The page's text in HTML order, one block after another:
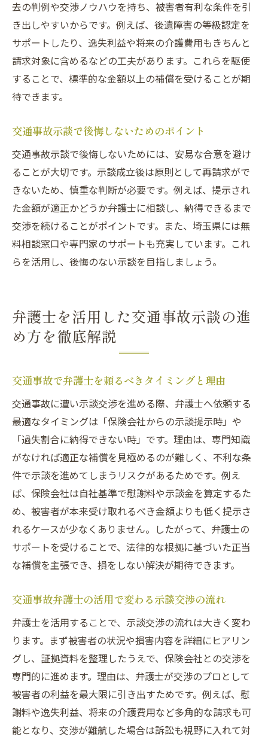
去の判例や交渉ノウハウを持ち、被害者有利な条件を引
き出しやすいからです。例えば、後遺障害の等級認定を
サポートしたり、逸失利益や将来の介護費用もきちんと
請求対象に含めるなどの工夫があります。これらを駆使
することで、標準的な金額以上の補償を受けることが期
待できます。
交通事故示談で後悔しないためのポイント
交通事故示談で後悔しないためには、安易な合意を避け
ることが大切です。示談成立後は原則として再請求がで
きないため、慎重な判断が必要です。例えば、提示され
た金額が適正かどうか弁護士に相談し、納得できるまで
交渉を続けることがポイントです。また、埼玉県には無
料相談窓口や専門家のサポートも充実しています。これ
らを活用し、後悔のない示談を目指しましょう。
弁護士を活用した交通事故示談の進
め方を徹底解説
交通事故で弁護士を頼るべきタイミングと理由
交通事故に遭い示談交渉を進める際、弁護士へ依頼する
最適なタイミングは「保険会社からの示談提示時」や
「過失割合に納得できない時」です。理由は、専門知識
がなければ適正な補償を見極めるのが難しく、不利な条
件で示談を進めてしまうリスクがあるためです。例え
ば、保険会社は自社基準で慰謝料や示談金を算定するた
め、被害者が本来受け取れるべき金額よりも低く提示さ
れるケースが少なくありません。したがって、弁護士の
サポートを受けることで、法律的な根拠に基づいた正当
な補償を主張でき、損をしない解決が期待できます。
交通事故弁護士の活用で変わる示談交渉の流れ
弁護士を活用することで、示談交渉の流れは大きく変わ
ります。まず被害者の状況や損害内容を詳細にヒアリン
グし、証拠資料を整理したうえで、保険会社との交渉を
専門的に進めます。理由は、弁護士が交渉のプロとして
被害者の利益を最大限に引き出すためです。例えば、慰
謝料や逸失利益、将来の介護費用など多角的な請求も可
能となり、交渉が難航した場合は訴訟も視野に入れて対